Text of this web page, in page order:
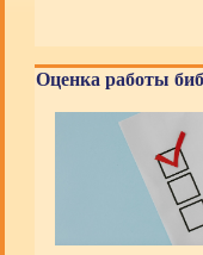
Оценка работы